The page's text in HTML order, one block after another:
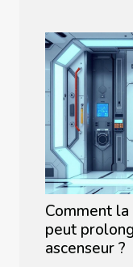
Comment
peut
ascenseur ?